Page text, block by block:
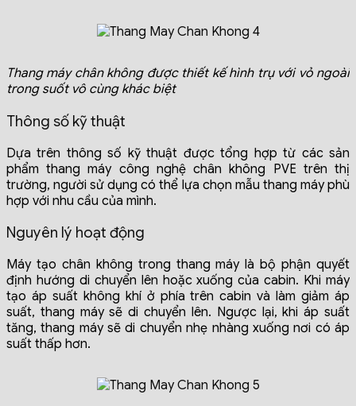
Thang máy chân không được thiết kế hình trụ với vỏ ngoài
trong suốt vô cùng khác biệt
Thông số kỹ thuật
Dựa trên thông số kỹ thuật được tổng hợp từ các sản
phẩm thang máy công nghệ chân không PVE trên thị
trường, người sử dụng có thể lựa chọn mẫu thang máy phù
hợp với nhu cầu của mình.
Nguyên lý hoạt động
Máy tạo chân không trong thang máy là bộ phận quyết
định hướng di chuyển lên hoặc xuống của cabin. Khi máy
tạo áp suất không khí ở phía trên cabin và làm giảm áp
suất, thang máy sẽ di chuyển lên. Ngược lại, khi áp suất
tăng, thang máy sẽ di chuyển nhẹ nhàng xuống nơi có áp
suất thấp hơn.